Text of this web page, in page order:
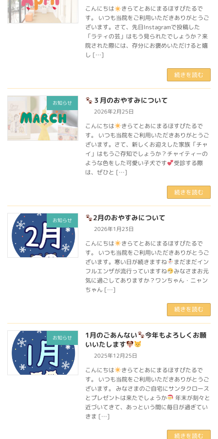
こんにちは
きらてとあにまるほすぴたるで
す。 いつも当院をご利用いただきありがとうご
ざいます。さて、先日Instagramで投稿した
「ラティの芸」はもう見られたでしょうか？来
院された際には、存分にお褒めいただけると嬉
し […]
続きを読む
お知らせ ３月のおやすみについて
2026年2月25日
こんにちは
きらてとあにまるほすぴたるで
す。 いつも当院をご利用いただきありがとうご
ざいます。さて、新しくお迎えした家族「チャ
イ」はもうご存知でしょうか？チャイティーの
ような色をした可愛い子犬です
受診する際
は、ぜひと […]
続きを読む
お知らせ 2月のおやすみについて
2026年1月23日
こんにちは
きらてとあにまるほすぴたるで
す。 いつも当院をご利用いただきありがとうご
ざいます。寒い日が続きますね
まだまだイン
フルエンザが流行っていますね
みなさまお元
気に過ごしてありますか？ワンちゃん・ニャン
ちゃん […]
続きを読む
お知らせ 1月のごあんない
今年もよろしくお願
いいたします
2025年12月25日
こんにちは
きらてとあにまるほすぴたるで
す。 いつも当院をご利用いただきありがとうご
ざいます。 みなさまのご自宅にサンタクロース
とプレゼントは来たでしょうか
年末が刻々と
近づいてきて、あっという間に毎日が過ぎてい
きま […]
続きを読む